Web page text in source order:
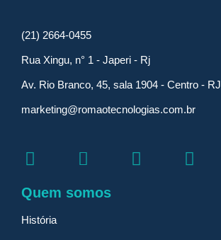
(21) 2664-0455
Rua Xingu, n° 1 - Japeri - Rj
Av. Rio Branco, 45, sala 1904 - Centro - RJ
marketing@romaotecnologias.com.br
Quem somos
História